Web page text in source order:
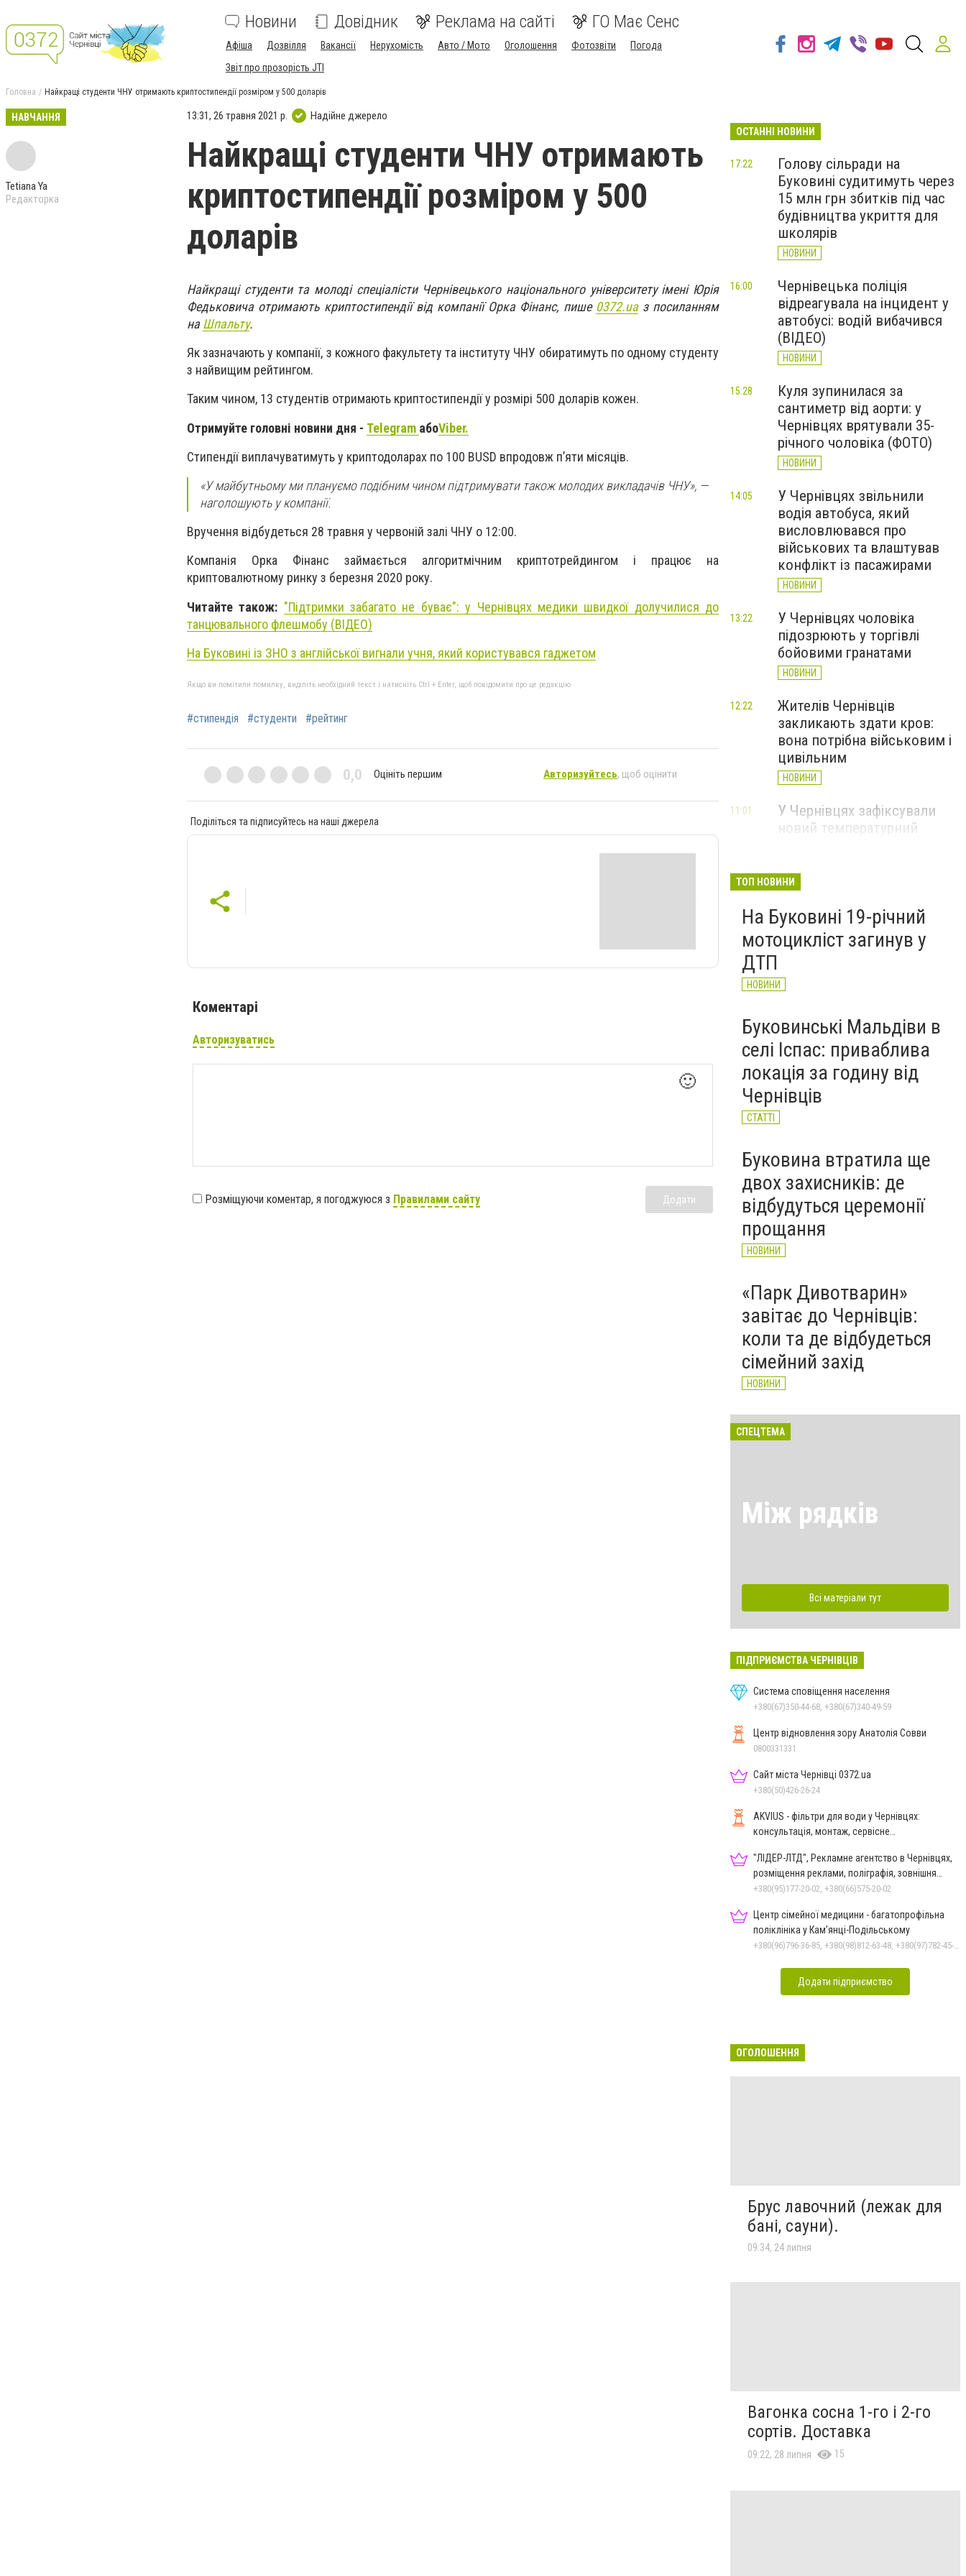
Новини Довідник Реклама на сайті ГО Має Сенс
Афіша Дозвілля Вакансії Нерухомість Авто / Мото Оголошення Фотозвіти
Погода
Звіт про прозорість JTI
Головна Найкращі студенти ЧНУ отримають криптостипендії розміром у 500 доларів
НАВЧАННЯ
Tetiana Ya
Редакторка
13:31, 26 травня 2021 р. Надійне джерело
Найкращі студенти ЧНУ отримають
криптостипендії розміром у 500
доларів
Найкращі студенти та молоді спеціалісти Чернівецького національного університету імені Юрія
Федьковича отримають криптостипендії від компанії Орка Фінанс, пише 0372.uaз посиланням
наШпальту.
Як зазначають у компанії, з кожного факультету та інституту ЧНУ обиратимуть по одному студенту
з найвищим рейтингом.
Таким чином, 13 студентів отримають криптостипендії у розмірі 500 доларів кожен.
Отримуйте головні новини дня - Telegram абоViber.
Стипендії виплачуватимуть у криптодоларах по 100 BUSD впродовж п’яти місяців.
«У майбутньому ми плануємо подібним чином підтримувати також молодих викладачів ЧНУ», —
наголошують у компанії.
Вручення відбудеться 28 травня у червоній залі ЧНУ о 12:00.
Компанія Орка Фінанс займається алгоритмічним криптотрейдингом і працює на
криптовалютному ринку з березня 2020 року.
Читайте також: "Підтримки забагато не буває": у Чернівцях медики швидкої долучилися до
танцювального флешмобу (ВІДЕО)
На Буковині із ЗНО з англійської вигнали учня, який користувався гаджетом
Якщо ви помітили помилку, виділіть необхідний текст і натисніть Ctrl + Enter, щоб повідомити про це редакцію
#стипендія #студенти #рейтинг
0,0 Оцініть першим Авторизуйтесь, щоб оцінити
Поділіться та підписуйтесь на наші джерела
Коментарі
Авторизуватись
🙂
Розміщуючи коментар, я погоджуюся з Правилами сайту Додати
ОСТАННІ НОВИНИ
Голову сільради на
Буковині судитимуть через
15 млн грн збитків під час
будівництва укриття для
школярів
НОВИНИ
17:22
Чернівецька поліція
відреагувала на інцидент у
автобусі: водій вибачився
(ВІДЕО)
НОВИНИ
16:00
Куля зупинилася за
сантиметр від аорти: у
Чернівцях врятували 35-
річного чоловіка (ФОТО)
НОВИНИ
15:28
У Чернівцях звільнили
водія автобуса, який
висловлювався про
військових та влаштував
конфлікт із пасажирами
НОВИНИ
14:05
У Чернівцях чоловіка
підозрюють у торгівлі
бойовими гранатами
НОВИНИ
13:22
Жителів Чернівців
закликають здати кров:
вона потрібна військовим і
цивільним
НОВИНИ
12:22
У Чернівцях зафіксували
новий температурний
11:01
області обмежили рух
великовагового транспорту
НОВИНИ
ТОП НОВИНИ
На Буковині 19-річний
мотоцикліст загинув у
ДТП
НОВИНИ
Буковинські Мальдіви в
селі Іспас: приваблива
локація за годину від
Чернівців
СТАТТІ
Буковина втратила ще
двох захисників: де
відбудуться церемонії
прощання
НОВИНИ
«Парк Дивотварин»
завітає до Чернівців:
коли та де відбудеться
сімейний захід
НОВИНИ
СПЕЦТЕМА
Між рядків
Всі матеріали тут
ПІДПРИЄМСТВА ЧЕРНІВЦІВ
Система сповіщення населення
+380(67)350-44-68, +380(67)340-49-59
Центр відновлення зору Анатолія Совви
0800331331
Сайт міста Чернівці 0372.ua
+380(50)426-26-24
AKVIUS - фільтри для води у Чернівцях:
консультація, монтаж, сервісне
"ЛІДЕР-ЛТД", Рекламне агентство в Чернівцях,
розміщення реклами, поліграфія, зовнішня
реклама
+380(95)177-20-02, +380(66)575-20-02
Центр сімейної медицини - багатопрофільна
поліклініка у Кам’янці-Подільському
Додати підприємство
ОГОЛОШЕННЯ
Брус лавочний (лежак для
бані, сауни).
09:34, 24 липня
Вагонка сосна 1-го і 2-го
сортів. Доставка
09:22, 28 липня 15